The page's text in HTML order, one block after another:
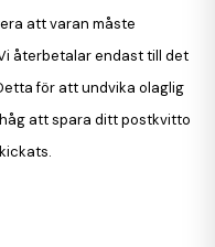
att varan måste
återbetalar endast till det
för att undvika olaglig
att spara ditt postkvitto